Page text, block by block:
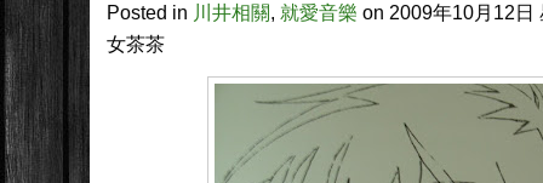
Posted in 川井相關, 就愛音樂 on 2009年10月12日
女茶茶